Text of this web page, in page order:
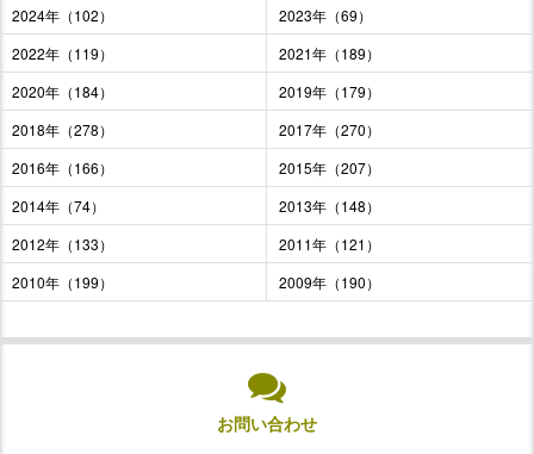
2024年（102）
2023年（69）
2022年（119）
2021年（189）
2020年（184）
2019年（179）
2018年（278）
2017年（270）
2016年（166）
2015年（207）
2014年（74）
2013年（148）
2012年（133）
2011年（121）
2010年（199）
2009年（190）
お問い合わせ